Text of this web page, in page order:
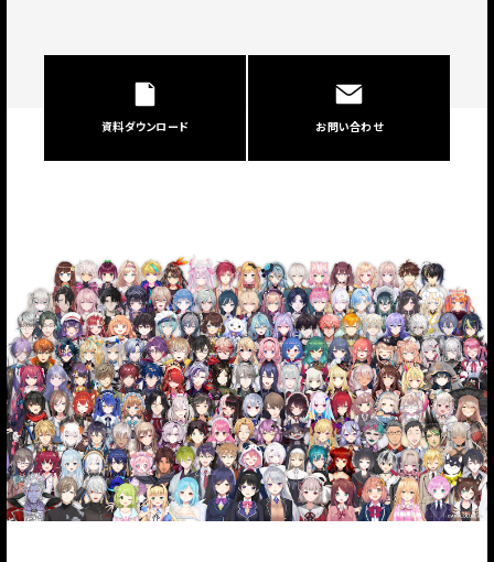
JP EN
資料ダウンロード お問い合わせ